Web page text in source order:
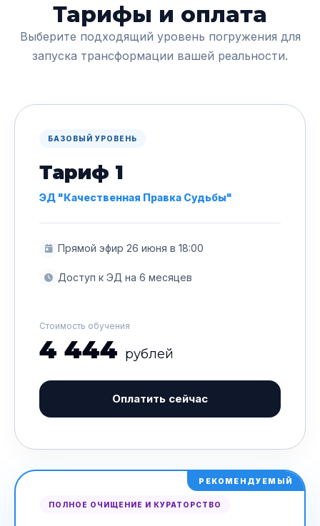
Тарифы и оплата
Выберите подходящий уровень погружения для
запуска трансформации вашей реальности.
БАЗОВЫЙ УРОВЕНЬ
Тариф 1
ЭД "Качественная Правка Судьбы"
Прямой эфир 26 июня в 18:00
Доступ к ЭД на 6 месяцев
Стоимость обучения
4 444 рублей
Оплатить сейчас
РЕКОМЕНДУЕМЫЙ
ПОЛНОЕ ОЧИЩЕНИЕ И КУРАТОРСТВО